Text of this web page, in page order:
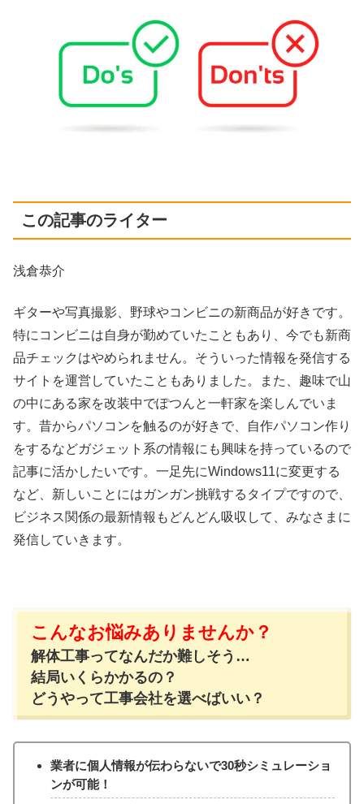
この記事のライター
浅倉恭介
ギターや写真撮影、野球やコンビニの新商品が好きです。
特にコンビニは自身が勤めていたこともあり、今でも新商
品チェックはやめられません。そういった情報を発信する
サイトを運営していたこともありました。また、趣味で山
の中にある家を改装中でぽつんと一軒家を楽しんでいま
す。昔からパソコンを触るのが好きで、自作パソコン作り
をするなどガジェット系の情報にも興味を持っているので
記事に活かしたいです。一足先にWindows11に変更する
など、新しいことにはガンガン挑戦するタイプですので、
ビジネス関係の最新情報もどんどん吸収して、みなさまに
発信していきます。
こんなお悩みありませんか？
解体工事ってなんだか難しそう…
結局いくらかかるの？
どうやって工事会社を選べばいい？
業者に個人情報が伝わらないで30秒シミュレーショ
ンが可能！